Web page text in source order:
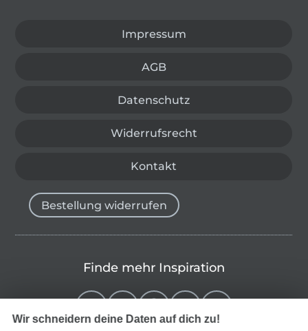
Impressum
AGB
Datenschutz
Widerrufsrecht
Kontakt
Bestellung widerrufen
Finde mehr Inspiration
Wir schneidern deine Daten auf dich zu!